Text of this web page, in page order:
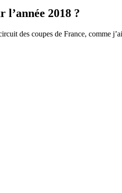
l’année 2018 ?
des coupes de France, comme